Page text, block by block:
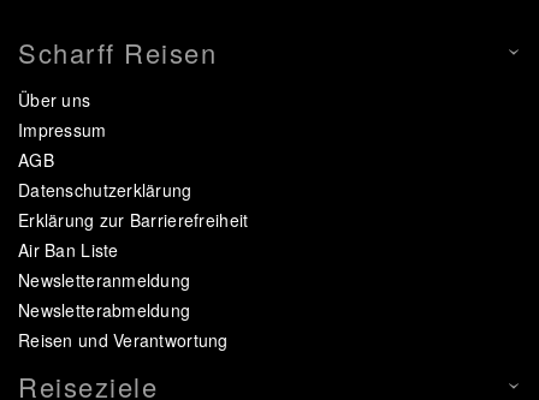
Scharff Reisen
Über uns
Impressum
AGB
Datenschutzerklärung
Erklärung zur Barrierefreiheit
Air Ban Liste
Newsletteranmeldung
Newsletterabmeldung
Reisen und Verantwortung
Reiseziele